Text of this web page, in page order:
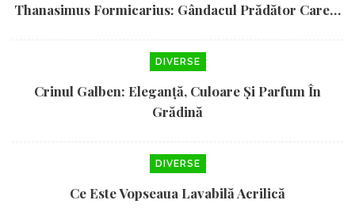
Thanasimus Formicarius: Gândacul Prădător Care…
DIVERSE
Crinul Galben: Eleganță, Culoare Și Parfum În
Grădină
DIVERSE
Ce Este Vopseaua Lavabilă Acrilică